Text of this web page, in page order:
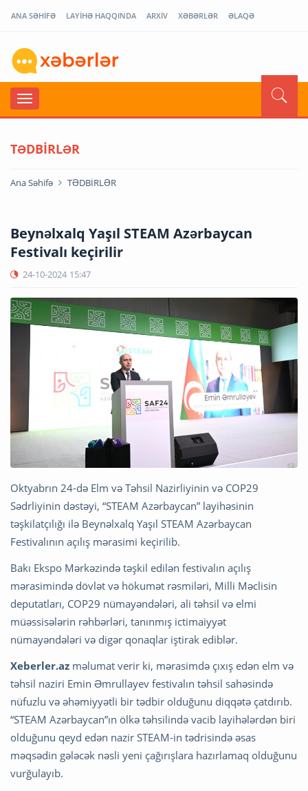
ANA SƏHİFƏ LAYİHƏ HAQQINDA ARXİV XƏBƏRLƏR ƏLAQƏ
TƏDBİRLƏR
Ana Səhifə TƏDBİRLƏR
Beynəlxalq Yaşıl STEAM Azərbaycan
Festivalı keçirilir
24-10-2024 15:47
Oktyabrın 24-də Elm və Təhsil Nazirliyinin və COP29
Sədrliyinin dəstəyi, “STEAM Azərbaycan” layihəsinin
təşkilatçılığı ilə Beynəlxalq Yaşıl STEAM Azərbaycan
Festivalının açılış mərasimi keçirilib.
Bakı Ekspo Mərkəzində təşkil edilən festivalın açılış
mərasimində dövlət və hökumət rəsmiləri, Milli Məclisin
deputatları, COP29 nümayəndələri, ali təhsil və elmi
müəssisələrin rəhbərləri, tanınmış ictimaiyyət
nümayəndələri və digər qonaqlar iştirak ediblər.
Xeberler.az məlumat verir ki, mərasimdə çıxış edən elm və
təhsil naziri Emin Əmrullayev festivalın təhsil sahəsində
nüfuzlu və əhəmiyyətli bir tədbir olduğunu diqqətə çatdırıb.
“STEAM Azərbaycan”ın ölkə təhsilində vacib layihələrdən biri
olduğunu qeyd edən nazir STEAM-in tədrisində əsas
məqsədin gələcək nəsli yeni çağırışlara hazırlamaq olduğunu
vurğulayıb.